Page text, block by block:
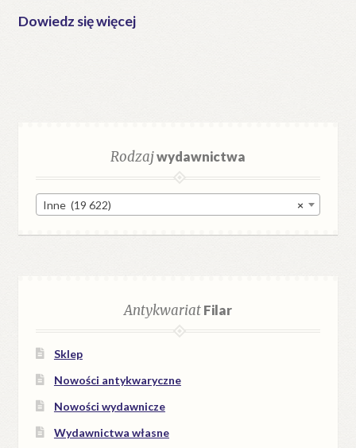
Dowiedz się więcej
Rodzajwydawnictwa
×
Inne (19 622)
AntykwariatFilar
Sklep
Nowości antykwaryczne
Nowości wydawnicze
Wydawnictwa własne